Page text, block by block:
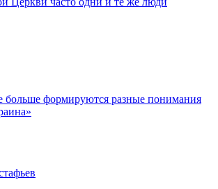
больше формируются разные понимания